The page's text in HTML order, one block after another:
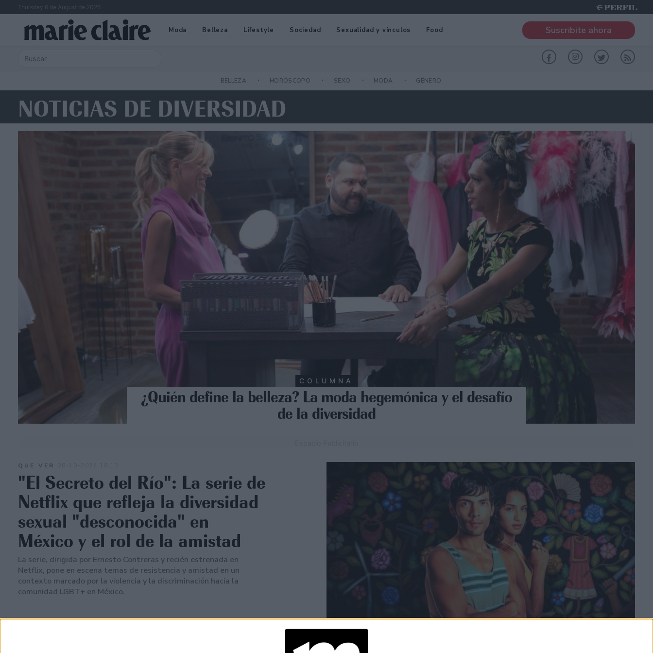
Thursday 6 de August de 2026
Moda Belleza Lifestyle Sociedad Sexualidad y vínculos Food Suscribite ahora
BELLEZA HORÓSCOPO SEXO MODA GÉNERO
NOTICIAS DE DIVERSIDAD
COLUMNA
¿Quién define la belleza? La moda hegemónica y el desafío
de la diversidad
QUE VER
"El Secreto del Río": La serie de
Netflix que refleja la diversidad
sexual "desconocida" en
México y el rol de la amistad
La serie, dirigida por Ernesto Contreras y recién estrenada en
Netflix, pone en escena temas de resistencia y amistad en un
contexto marcado por la violencia y la discriminación hacia la
comunidad LGBT+ en México.